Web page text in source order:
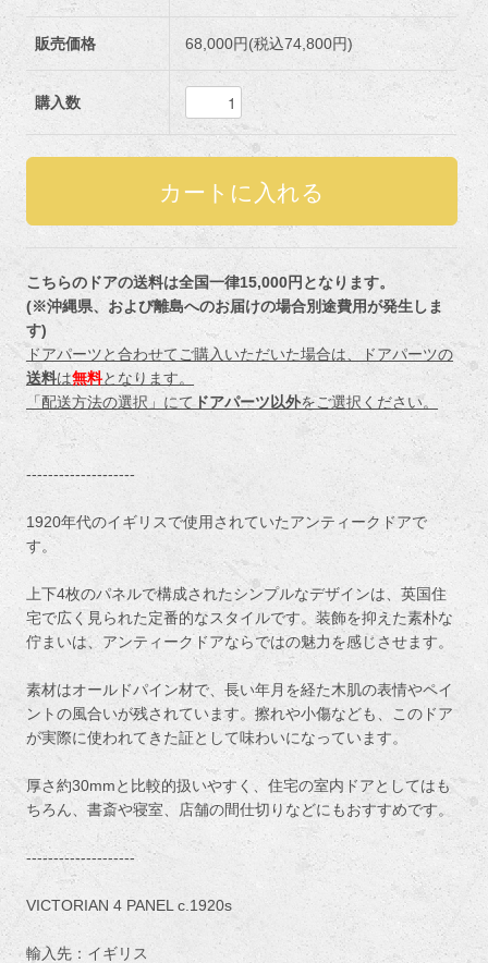
販売価格 68,000円(税込74,800円)
購入数
こちらのドアの送料は全国一律15,000円となります。
(※沖縄県、および離島へのお届けの場合別途費用が発生しま
す)
ドアパーツと合わせてご購入いただいた場合は、ドアパーツの
送料は無料となります。
「配送方法の選択」にて ドアパーツ以外をご選択ください。
--------------------
1920年代のイギリスで使用されていたアンティークドアで
す。
上下4枚のパネルで構成されたシンプルなデザインは、英国住
宅で広く見られた定番的なスタイルです。装飾を抑えた素朴な
佇まいは、アンティークドアならではの魅力を感じさせます。
素材はオールドパイン材で、長い年月を経た木肌の表情やペイ
ントの風合いが残されています。擦れや小傷なども、このドア
が実際に使われてきた証として味わいになっています。
厚さ約30mmと比較的扱いやすく、住宅の室内ドアとしてはも
ちろん、書斎や寝室、店舗の間仕切りなどにもおすすめです。
--------------------
VICTORIAN 4 PANEL c.1920s
輸入先：イギリス